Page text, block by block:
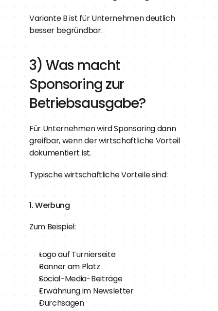
Variante B ist für Unternehmen deutlich
besser begründbar.
3) Was macht
Sponsoring zur
Betriebsausgabe?
Für Unternehmen wird Sponsoring dann
greifbar, wenn der wirtschaftliche Vorteil
dokumentiert ist.
Typische wirtschaftliche Vorteile sind:
1. Werbung
Zum Beispiel:
Logo auf Turnierseite
Banner am Platz
Social-Media-Beiträge
Erwähnung im Newsletter
Durchsagen